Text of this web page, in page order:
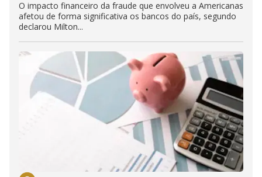
O impacto financeiro da fraude que envolveu a Americanas
afetou de forma significativa os bancos do país, segundo
declarou Milton...